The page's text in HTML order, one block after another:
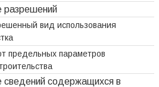
разрешений
вид использования
предельных параметров
сведений содержащихся в